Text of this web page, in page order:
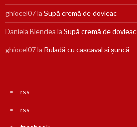
ghiocel07la Supă cremă de dovleac
Daniela Blendea la Supă cremă de dovleac
ghiocel07la Ruladă cu cașcaval și șuncă
rss
rss